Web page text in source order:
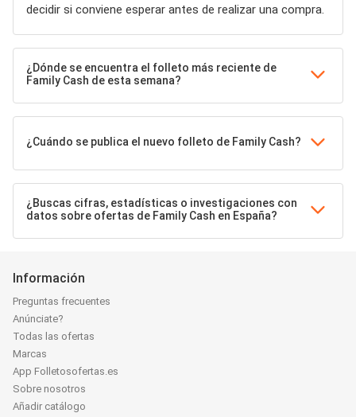
decidir si conviene esperar antes de realizar una compra.
¿Dónde se encuentra el folleto más reciente de
Family Cash de esta semana?
¿Cuándo se publica el nuevo folleto de Family Cash?
¿Buscas cifras, estadísticas o investigaciones con
datos sobre ofertas de Family Cash en España?
Información
Preguntas frecuentes
Anúnciate?
Todas las ofertas
Marcas
App Folletosofertas.es
Sobre nosotros
Añadir catálogo